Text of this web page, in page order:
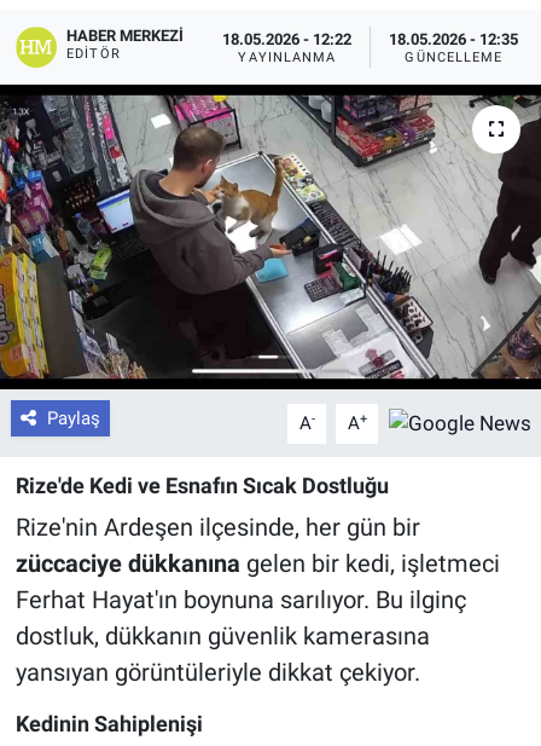
HABER MERKEZI
EDITÖR
18.05.2026 - 12:22
YAYINLANMA
18.05.2026 - 12:35
GÜNCELLEME
Paylaş A- A+
Rize'de Kedi ve Esnafın Sıcak Dostluğu
Rize'nin Ardeşen ilçesinde, her gün bir
züccaciye dükkanına gelen bir kedi, işletmeci
Ferhat Hayat'ın boynuna sarılıyor. Bu ilginç
dostluk, dükkanın güvenlik kamerasına
yansıyan görüntüleriyle dikkat çekiyor.
Kedinin Sahiplenişi